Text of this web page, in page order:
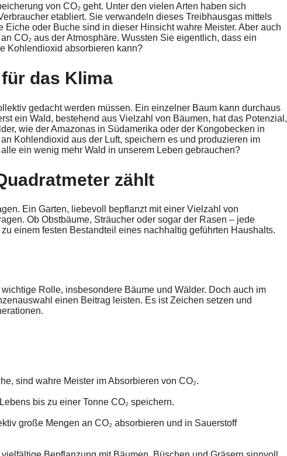
von CO₂ geht. Unter den vielen Arten haben sich
etabliert. Sie verwandeln dieses Treibhausgas mittels
oder Buche sind in dieser Hinsicht wahre Meister. Aber auch
CO₂ aus der Atmosphäre. Wussten Sie eigentlich, dass ein
Kohlendioxid absorbieren kann?
das Klima
gedacht werden müssen. Ein einzelner Baum kann durchaus
ein Wald, bestehend aus Vielzahl von Bäumen, hat das Potenzial,
wie der Amazonas in Südamerika oder der Kongobecken in
Kohlendioxid aus der Luft, speichern es und produzieren im
ein wenig mehr Wald in unserem Leben gebrauchen?
zählt
Ein Garten, liebevoll bepflanzt mit einer Vielzahl von
Ob Obstbäume, Sträucher oder sogar der Rasen – jede
einem festen Bestandteil eines nachhaltig geführten Haushalts.
Rolle, insbesondere Bäume und Wälder. Doch auch im
einen Beitrag leisten. Es ist Zeichen setzen und
sind wahre Meister im Absorbieren von CO₂.
bis zu einer Tonne CO₂ speichern.
große Mengen an CO₂ absorbieren und in Sauerstoff